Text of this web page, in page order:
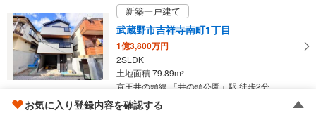
る
新築一戸建て
武蔵野市吉祥寺南町1丁目
1億3,800万円
2SLDK
土地面積 79.89m2
京王井の頭線 「井の頭公園」駅 徒歩2分
成約でもらえる
お気に入り登録内容を確認する